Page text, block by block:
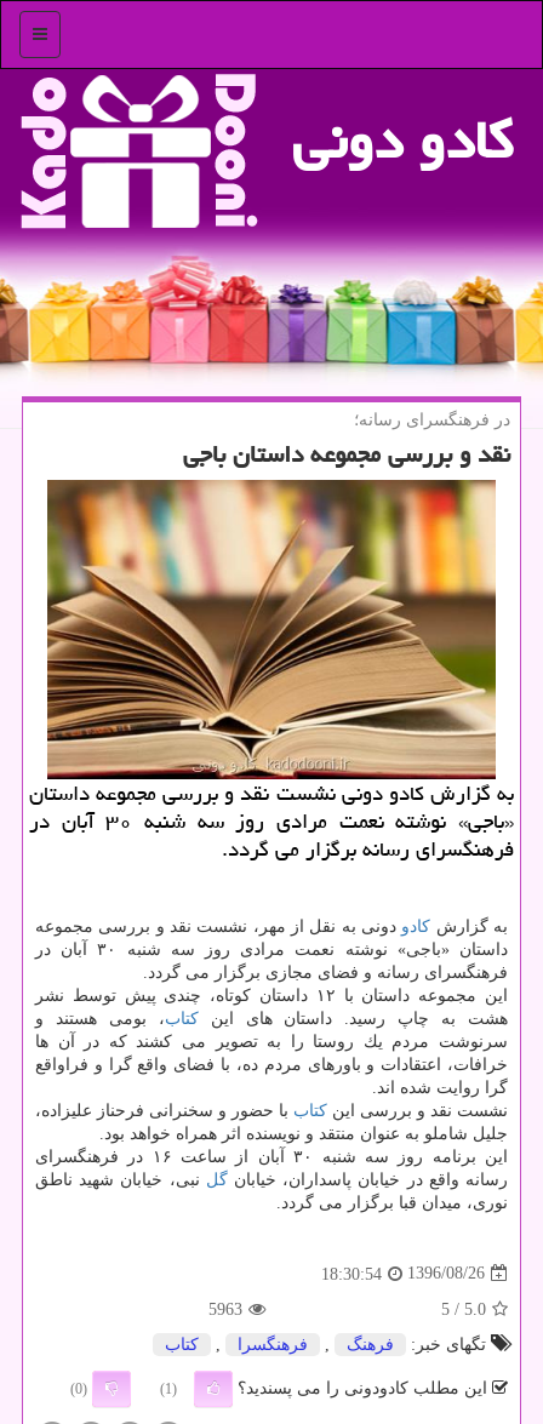
منو
كادو دونی
در فرهنگسرای رسانه؛
نقد و بررسی مجموعه داستان باجی
به گزارش كادو دونی نشست نقد و بررسی مجموعه داستان
«باجی» نوشته نعمت مرادی روز سه شنبه ۳۰ آبان در
فرهنگسرای رسانه برگزار می گردد.
به گزارش كادو دونی به نقل از مهر، نشست نقد و بررسی مجموعه
داستان «باجی» نوشته نعمت مرادی روز سه شنبه ۳۰ آبان در
فرهنگسرای رسانه و فضای مجازی برگزار می گردد.
این مجموعه داستان با ۱۲ داستان كوتاه، چندی پیش توسط نشر
هشت به چاپ رسید. داستان های اینكتاب، بومی هستند و
سرنوشت مردم یك روستا را به تصویر می كشند كه در آن ها
خرافات، اعتقادات و باورهای مردم ده، با فضای واقع گرا و فراواقع
گرا روایت شده اند.
نشست نقد و بررسی این كتاب با حضور و سخنرانی فرحناز علیزاده،
جلیل شاملو به عنوان منتقد و نویسنده اثر همراه خواهد بود.
این برنامه روز سه شنبه ۳۰ آبان از ساعت ۱۶ در فرهنگسرای
رسانه واقع در خیابان پاسداران، خیابانگل نبی، خیابان شهید ناطق
نوری، میدان قبا برگزار می گردد.
1396/08/26
18:30:54
5.0
/ 5
5963
تگهای خبر:
فرهنگ فرهنگسرا كتاب
این مطلب کادودونی را می پسندید؟ (1)
(0)